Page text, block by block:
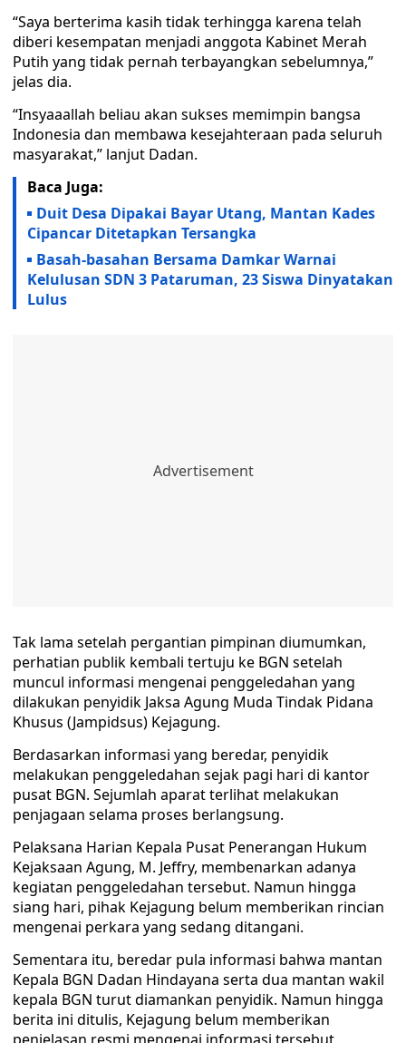
“Saya berterima kasih tidak terhingga karena telah
diberi kesempatan menjadi anggota Kabinet Merah
Putih yang tidak pernah terbayangkan sebelumnya,”
jelas dia.
“Insyaaallah beliau akan sukses memimpin bangsa
Indonesia dan membawa kesejahteraan pada seluruh
masyarakat,” lanjut Dadan.
Baca Juga:
Duit Desa Dipakai Bayar Utang, Mantan Kades
Cipancar Ditetapkan Tersangka
Basah-basahan Bersama Damkar Warnai
Kelulusan SDN 3 Pataruman, 23 Siswa Dinyatakan
Lulus
Tak lama setelah pergantian pimpinan diumumkan,
perhatian publik kembali tertuju ke BGN setelah
muncul informasi mengenai penggeledahan yang
dilakukan penyidik Jaksa Agung Muda Tindak Pidana
Khusus (Jampidsus) Kejagung.
Berdasarkan informasi yang beredar, penyidik
melakukan penggeledahan sejak pagi hari di kantor
pusat BGN. Sejumlah aparat terlihat melakukan
penjagaan selama proses berlangsung.
Pelaksana Harian Kepala Pusat Penerangan Hukum
Kejaksaan Agung, M. Jeffry, membenarkan adanya
kegiatan penggeledahan tersebut. Namun hingga
siang hari, pihak Kejagung belum memberikan rincian
mengenai perkara yang sedang ditangani.
Sementara itu, beredar pula informasi bahwa mantan
Kepala BGN Dadan Hindayana serta dua mantan wakil
kepala BGN turut diamankan penyidik. Namun hingga
berita ini ditulis, Kejagung belum memberikan